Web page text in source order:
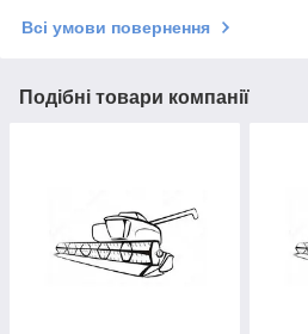
Всі умови повернення
Подібні товари компанії